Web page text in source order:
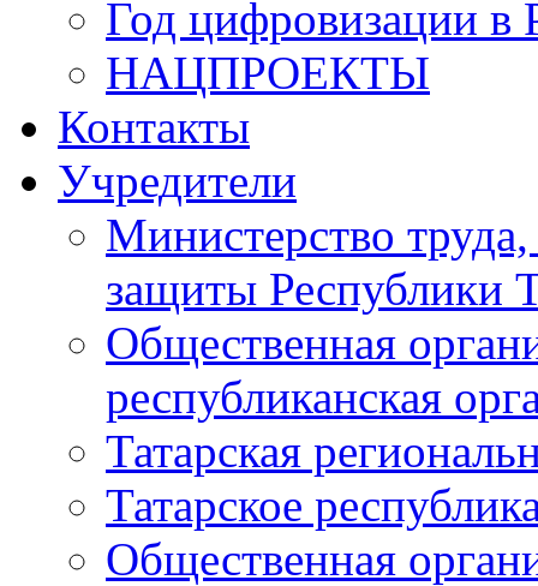
Год цифровизации в
НАЦПРОЕКТЫ
Контакты
Учредители
Министерство
защиты Республики
Общественная
республиканская
Татарская
Татарское
Общественная